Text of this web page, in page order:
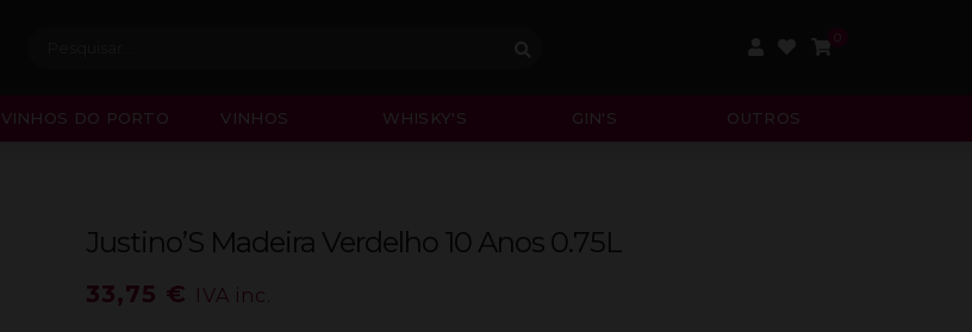
VINHOS DO PORTO VINHOS WHISKY'S GIN'S OUTROS
Justino’S Madeira Verdelho 10 Anos 0.75L
33,75 € IVA inc.